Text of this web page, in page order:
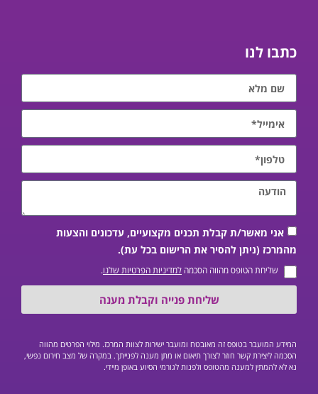
כתבו לנו
אני מאשר/ת קבלת תכנים מקצועיים, עדכונים והצעות
מהמרכז (ניתן להסיר את הרישום בכל עת).
שליחת הטופס מהווה הסכמה למדיניות הפרטיות שלנו.
שליחת פנייה וקבלת מענה
המידע המועבר בטופס זה מאובטח ומועבר ישירות לצוות המרכז. מילוי הפרטים מהווה
הסכמה ליצירת קשר חוזר לצורך תיאום או מתן מענה לפנייתך. במקרה של מצב חירום נפשי,
נא לא להמתין למענה מהטופס ולפנות לגורמי הסיוע באופן מיידי.